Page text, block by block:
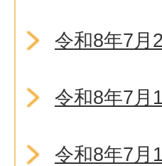
令和8年7月
令和8年7月
令和8年7月